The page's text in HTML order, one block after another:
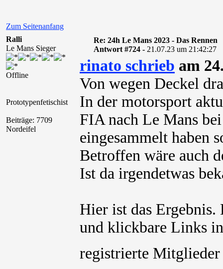
Zum Seitenanfang
Ralli
Le Mans Sieger
Offline
Prototypenfetischist
Beiträge: 7709
Nordeifel
Re: 24h Le Mans 2023 - Das Rennen
Antwort #724 - 21.07.23 um 21:42:27
rinato schrieb am
Von wegen Deckel
In der motorsport
FIA nach Le Mans
eingesammelt haben
Betroffen wäre auch
Ist da irgendetwas
Hier ist das Ergebnis.
und klickbare Links
registrierte